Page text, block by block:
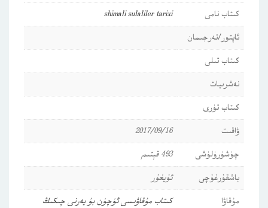
كىتاب نامى
shimali sulaliler tarixi
ئاپتور/تەرجىمان
كىتاب تىلى
نەشرىيات
كىتاب تۈرى
ۋاقىت
2017/09/16
چۈشۈرۈلۈشى
493 قېتىم
باشقۇرغۇچى
ئۇيغۇر
مۇقاۋا
كىتاب مۇقاۋىسى ئۈچۈن بۇ يەرنى چىكىڭ